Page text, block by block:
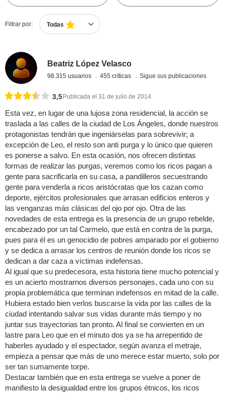
Filtrar por: Todas
Beatriz López Velasco
98.315 usuarios 455 críticas Sigue sus publicaciones
3,5 Publicada el 31 de julio de 2014
Esta vez, en lugar de una lujosa zona residencial, la acción se
traslada a las calles de la ciudad de Los Ángeles, donde nuestros
protagonistas tendrán que ingeniárselas para sobrevivir; a
excepción de Leo, el resto son anti purga y lo único que quieren
es ponerse a salvo. En esta ocasión, nos ofrecen distintas
formas de realizar las purgas, veremos como los ricos pagan a
gente para sacrificarla en su casa, a pandilleros secuestrando
gente para venderla a ricos aristócratas que los cazan como
deporte, ejércitos profesionales que arrasan edificios enteros y
las venganzas más clásicas del ojo por ojo. Otra de las
novedades de esta entrega es la presencia de un grupo rebelde,
encabezado por un tal Carmelo, que está en contra de la purga,
pues para él es un genocidio de pobres amparado por el gobierno
y se dedica a arrasar los centros de reunión donde los ricos se
dedican a dar caza a víctimas indefensas.
Al igual que su predecesora, esta historia tiene mucho potencial y
es un acierto mostrarnos diversos personajes, cada uno con su
propia problemática que terminan indefensos en mitad de la calle.
Hubiera estado bien verlos buscarse la vida por las calles de la
ciudad intentando salvar sus vidas durante más tiempo y no
juntar sus trayectorias tan pronto. Al final se convierten en un
lastre para Leo que en el minuto dos ya se ha arrepentido de
haberles ayudado y el espectador, según avanza el metraje,
empieza a pensar que más de uno merece estar muerto, solo por
ser tan sumamente torpe.
Destacar también que en esta entrega se vuelve a poner de
manifiesto la desigualdad entre los grupos étnicos, los ricos